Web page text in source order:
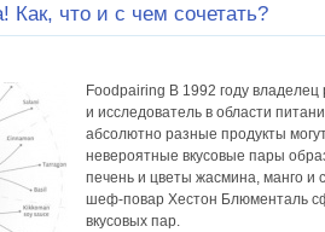
Как, что и с чем сочетать?
Foodpairing В 1992 году
и исследователь в области
абсолютно разные продукты
невероятные вкусовые пары
печень и цветы жасмина, манго и
шеф-повар Хестон Блюменталь
вкусовых пар.